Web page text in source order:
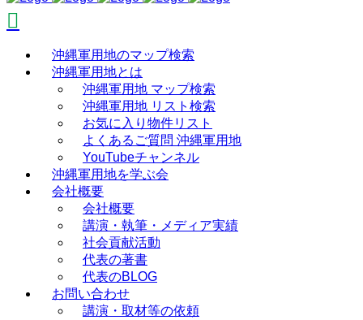
沖縄軍用地のマップ検索
沖縄軍用地とは
沖縄軍用地 マップ検索
沖縄軍用地 リスト検索
お気に入り物件リスト
よくあるご質問 沖縄軍用地
YouTubeチャンネル
沖縄軍用地を学ぶ会
会社概要
会社概要
講演・執筆・メディア実績
社会貢献活動
代表の著書
代表のBLOG
お問い合わせ
講演・取材等の依頼